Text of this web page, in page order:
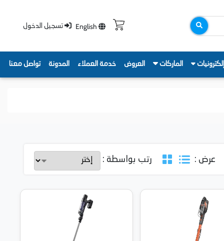
English تسجيل الدخول
إلكترونيات الماركات العروض خدمة العملاء المدونة تواصل معنا
عرض : رتب بواسطة :